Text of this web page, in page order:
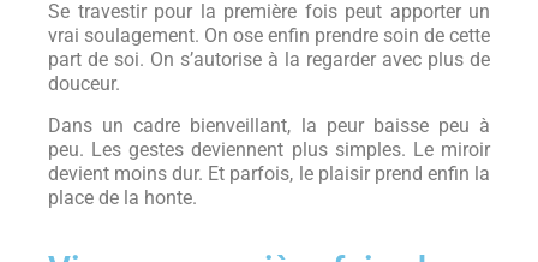
Se travestir pour la première fois peut apporter un
vrai soulagement. On ose enfin prendre soin de cette
part de soi. On s’autorise à la regarder avec plus de
douceur.
Dans un cadre bienveillant, la peur baisse peu à
peu. Les gestes deviennent plus simples. Le miroir
devient moins dur. Et parfois, le plaisir prend enfin la
place de la honte.